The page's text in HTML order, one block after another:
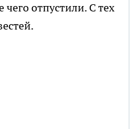
отпустили. С тех